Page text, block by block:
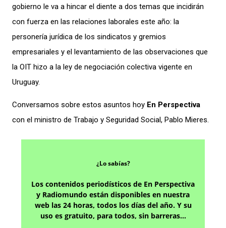
gobierno le va a hincar el diente a dos temas que incidirán
con fuerza en las relaciones laborales este año: la
personería jurídica de los sindicatos y gremios
empresariales y el levantamiento de las observaciones que
la OIT hizo a la ley de negociación colectiva vigente en
Uruguay.
Conversamos sobre estos asuntos hoy En Perspectiva
con el ministro de Trabajo y Seguridad Social, Pablo Mieres.
¿Lo sabías?
Los contenidos periodísticos de En Perspectiva
y Radiomundo están disponibles en nuestra
web las 24 horas, todos los días del año. Y su
uso es gratuito, para todos, sin barreras…